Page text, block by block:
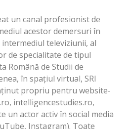
un canal profesionist de
acestor demersuri în
televiziunii, al
de specialitate de tipul
Română de Studii de
în spațiul virtual, SRI
propriu pentru website-
intelligencestudies.ro,
un actor activ în social media
Instagram). Toate